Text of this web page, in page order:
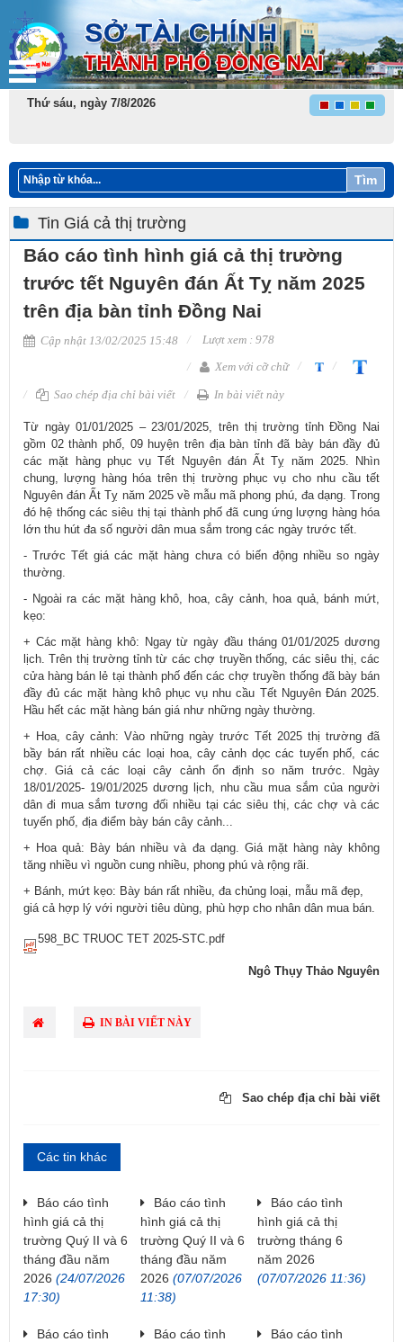
Thứ sáu, ngày 7/8/2026
Tìm
Tin Giá cả thị trường
Báo cáo tình hình giá cả thị trường
trước tết Nguyên đán Ất Tỵ năm 2025
trên địa bàn tỉnh Đồng Nai
Cập nhật 13/02/2025 15:48
Lượt xem : 978
Xem với cỡ chữ
Sao chép địa chỉ bài viết In bài viết này
​Từ ngày 01/01/2025 – 23/01/2025, trên thị trường tỉnh Đồng Nai
gồm 02 thành phố, 09 huyện trên địa bàn tỉnh đã bày bán đầy đủ
các mặt hàng phục vụ Tết Nguyên đán Ất Tỵ năm 2025. Nhìn
chung, lượng hàng hóa trên thị trường phục vụ cho nhu cầu tết
Nguyên đán Ất Tỵ năm 2025 về mẫu mã phong phú, đa dạng. Trong
đó hệ thống các siêu thị tại thành phố đã cung ứng lượng hàng hóa
lớn thu hút đa số người dân mua sắm trong các ngày trước tết.
- Trước Tết giá các mặt hàng chưa có biến động nhiều so ngày
thường.
- Ngoài ra các mặt hàng khô, hoa, cây cảnh, hoa quả, bánh mứt,
kẹo:
+ Các mặt hàng khô: Ngay từ ngày đầu tháng 01/01/2025 dương
lịch. Trên thị trường tỉnh từ các chợ truyền thống, các siêu thị, các
cửa hàng bán lẻ tại thành phố đến các chợ truyền thống đã bày bán
đầy đủ các mặt hàng khô phục vụ nhu cầu Tết Nguyên Đán 2025.
Hầu hết các mặt hàng bán giá như những ngày thường.
+ Hoa, cây cảnh: Vào những ngày trước Tết 2025 thị trường đã
bầy bán rất nhiều các loại hoa, cây cảnh dọc các tuyến phố, các
chợ. Giá cả các loại cây cảnh ổn định so năm trước. Ngày
18/01/2025- 19/01/2025 dương lịch, nhu cầu mua sắm của người
dân đi mua sắm tương đối nhiều tại các siêu thị, các chợ và các
tuyến phố, địa điểm bày bán cây cảnh...
+ Hoa quả: Bày bán nhiều và đa dạng. Giá mặt hàng này không
tăng nhiều vì nguồn cung nhiều, phong phú và rộng rãi.
+ Bánh, mứt kẹo: Bày bán rất nhiều, đa chủng loại, mẫu mã đẹp,
giá cả hợp lý với người tiêu dùng, phù hợp cho nhân dân mua bán.
598_BC TRUOC TET 2025-STC.pdf
Ngô Thụy Thảo Nguyên
IN BÀI VIẾT NÀY
Sao chép địa chỉ bài viết
Các tin khác
Báo cáo tình
hình giá cả thị
trường Quý II và 6
tháng đầu năm
2026 (24/07/2026
17:30)
Báo cáo tình
hình giá cả thị
trường Quý II và 6
tháng đầu năm
2026 (07/07/2026
11:38)
Báo cáo tình
hình giá cả thị
trường tháng 6
năm 2026
(07/07/2026 11:36)
Báo cáo tình
Báo cáo tình
Báo cáo tình